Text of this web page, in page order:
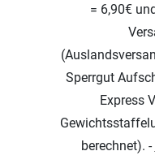
= 6,90€
Sperrgut
Express
berechnet). -